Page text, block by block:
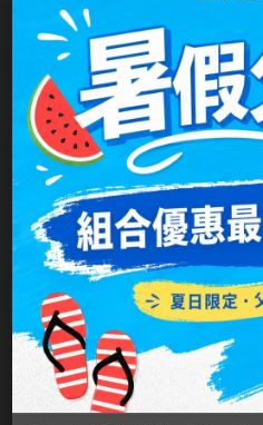
鏡片挑選說明
LENS SHOPPING PROCESS
挑選鏡片